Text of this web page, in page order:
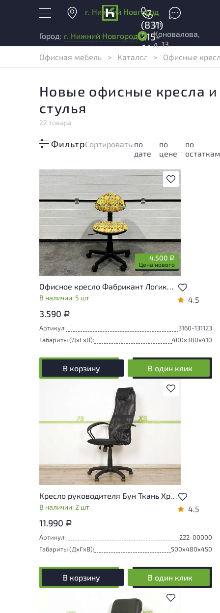
г. Нижний Новгород
+7
(831)
215-
01-
04
Город: г. Нижний Новгород
ул.
Коновалова,
д. 13
Офисная мебель
> Каталог > Офисные
Новые офисные кресла и
стулья
22 товара
ФильтрCортировать:по
дате
по
цене
по
В избранное
4.500 Р
Цена нового
Офисное кресло Фабрикант Логика Kids Ткань Цвет в ассортименте Россия
В наличии: 5 шт 4.5
3.590 Р
Артикул:
3160-131123
Габариты (ДxГxВ):
400x380x410
В корзину В один клик
В избранное
Кресло руководителя Бун Ткань Хром Россия
В наличии: 2 шт 4.5
11.990 Р
Артикул:
222-00000
Габариты (ДxГxВ):
500x480x450
В корзину В один клик
В избранное